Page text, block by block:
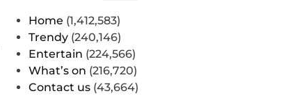
Home (1,412,583)
Trendy (240,146)
Entertain (224,566)
What’s on (216,720)
Contact us (43,664)